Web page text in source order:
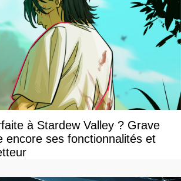
à Stardew Valley ? Grave
encore ses fonctionnalités et